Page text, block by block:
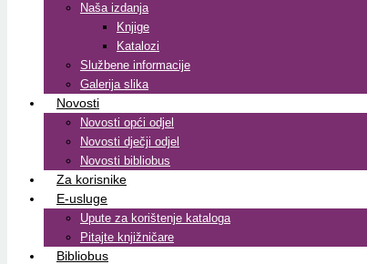
Naša izdanja
Knjige
Katalozi
Službene informacije
Galerija slika
Novosti
Novosti opći odjel
Novosti dječji odjel
Novosti bibliobus
Za korisnike
E-usluge
Upute za korištenje kataloga
Pitajte knjižničare
Bibliobus